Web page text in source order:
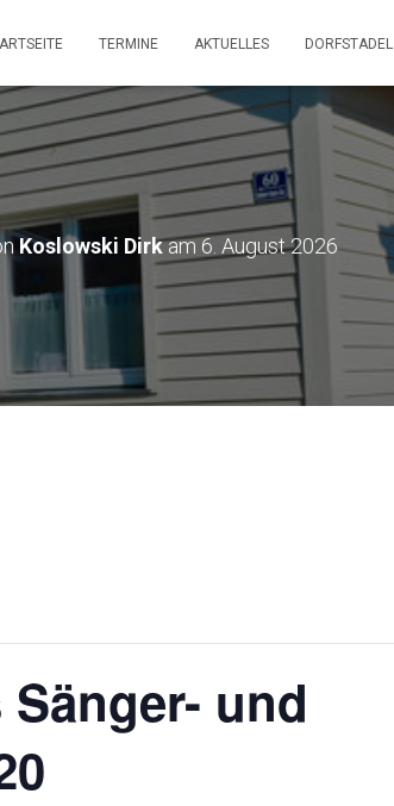
TERMINE AKTUELLES DORFSTADEL
Koslowski Dirkam6. August 2026
und